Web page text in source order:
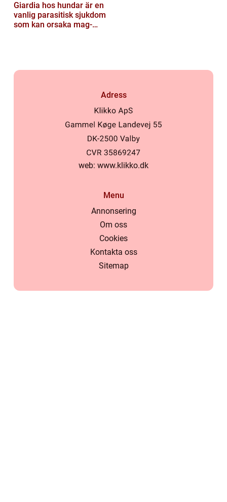
Giardia hos hundar är en
vanlig parasitisk sjukdom
som kan orsaka mag-
Adress
web: www.klikko.dk
Menu
Annonsering
Om oss
Cookies
Kontakta oss
Sitemap